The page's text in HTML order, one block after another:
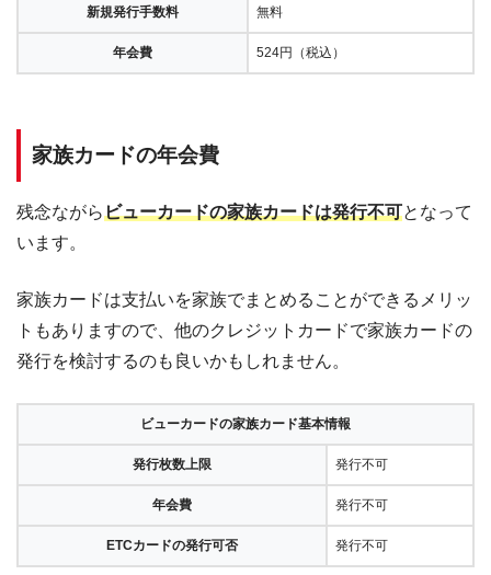
新規発行手数料 無料
年会費 524円（税込）
家族カードの年会費
残念ながらビューカードの家族カードは発行不可となって
います。
家族カードは支払いを家族でまとめることができるメリッ
トもありますので、他のクレジットカードで家族カードの
発行を検討するのも良いかもしれません。
ビューカードの家族カード基本情報
発行枚数上限 発行不可
年会費 発行不可
ETCカードの発行可否 発行不可